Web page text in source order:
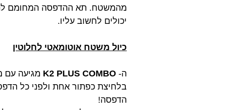
מהמשטח. תא ההדפסה המחומם
יכולים לחשוב עליו.
כיול משטח אוטומאטי לחלוטין
ה- K2 PLUS COMBO מגיעה עם
בלחיצת כפתור אחת ולפני כל
הדפסה!